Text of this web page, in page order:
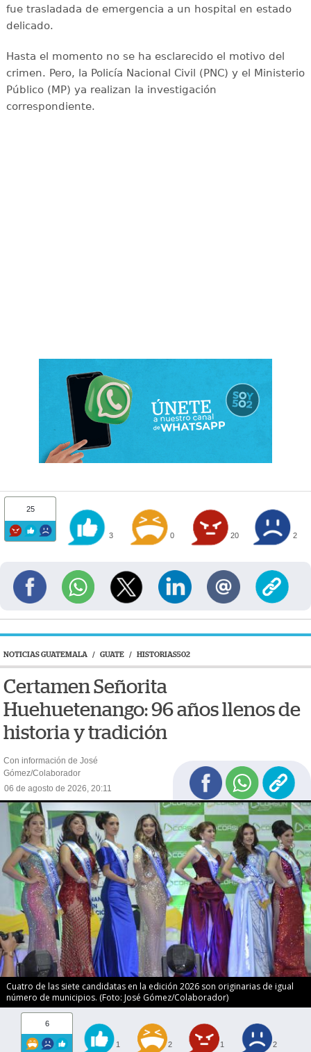
fue trasladada de emergencia a un hospital en estado
delicado.
Hasta el momento no se ha esclarecido el motivo del
crimen. Pero, la Policía Nacional Civil (PNC) y el Ministerio
Público (MP) ya realizan la investigación
correspondiente.
25
3 0 20 2
NOTICIAS GUATEMALA / GUATE / HISTORIAS502
Certamen Señorita
Huehuetenango: 96 años llenos de
historia y tradición
Con información de José
Gómez/Colaborador
06 de agosto de 2026, 20:11
Cuatro de las siete candidatas en la edición 2026 son originarias de igual
número de municipios. (Foto: José Gómez/Colaborador)
6
1 2 1 2